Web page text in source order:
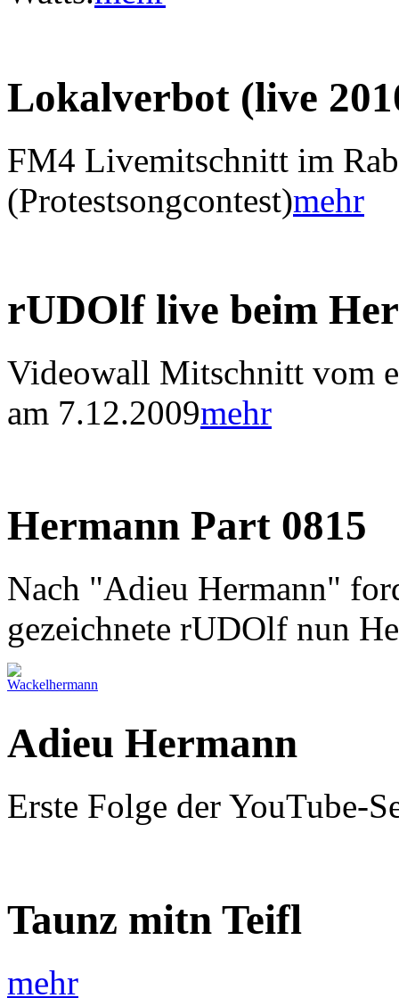
Lokalverbot (live
FM4 Livemitschnitt im
(Protestsongcontest)mehr
rUDOlf live beim
Videowall Mitschnitt vom
am 7.12.2009mehr
Hermann Part 0815
Nach "Adieu Hermann"
gezeichnete rUDOlf nun
Adieu Hermann
Erste Folge der YouTube-
Taunz mitn Teifl
mehr